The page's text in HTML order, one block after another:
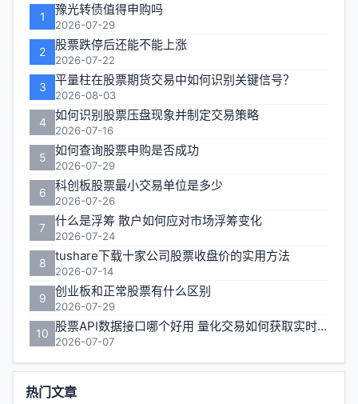
区
1 豫光转债值得申购吗
2026-07-29
2 股票跌停后还能不能上涨
2026-07-22
3 平量柱在股票期货交易中如何识别关键信号？
2026-08-03
4 如何识别股票压盘现象并制定交易策略
2026-07-16
5 如何查询股票申购是否成功
2026-07-29
6 科创板股票最小交易单位是多少
2026-07-26
7 什么是浮筹 散户如何应对市场浮筹变化
2026-07-24
8 tushare下载十家公司股票收盘价的实用方法
2026-07-14
9 创业板和正常股票有什么区别
2026-07-29
10 股票API数据接口哪个好用 量化交易如何获取实时行情
2026-07-07
热门文章